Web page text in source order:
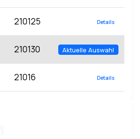
210125 Details
210130 Aktuelle Auswahl
21016 Details